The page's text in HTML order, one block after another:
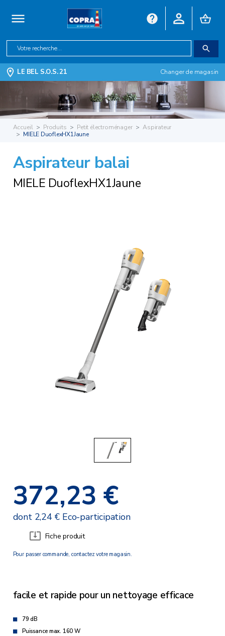
LE BEL S.O.S. 21 Changer de magasin
Accueil Produits Petit électroménager
Aspirateur
MIELE DuoflexHX1Jaune
Aspirateur balai
MIELE DuoflexHX1Jaune
372,23 €
dont 2,24 € Eco-participation
Fiche produit
Pour passer commande, contactez votre magasin.
facile et rapide pour un nettoyage efficace
79 dB
Puissance max. 160 W